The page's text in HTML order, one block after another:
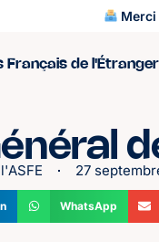
Français de l'Étranger
27
WhatsApp